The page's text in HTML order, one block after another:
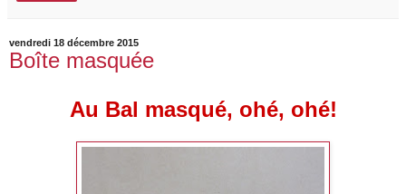
vendredi 18 décembre 2015
Boîte masquée
Au Bal masqué, ohé, ohé!